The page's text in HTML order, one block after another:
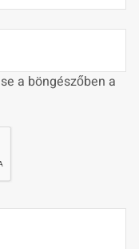
a böngészőben a